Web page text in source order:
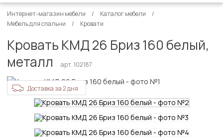
Интернет-магазин мебели
Каталог мебели
Мебель для спальни
Кровати
Кровать КМД 26 Бриз 160 белый,
металл
арт. 102187
Доставка за 2 дня